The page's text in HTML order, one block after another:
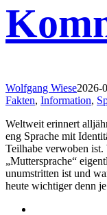
Wolfgang Wiese2026-
Fakten, Information,
Weltweit erinnert
eng Sprache mit
Teilhabe verwoben
„Muttersprache“
unumstritten ist und
heute wichtiger denn